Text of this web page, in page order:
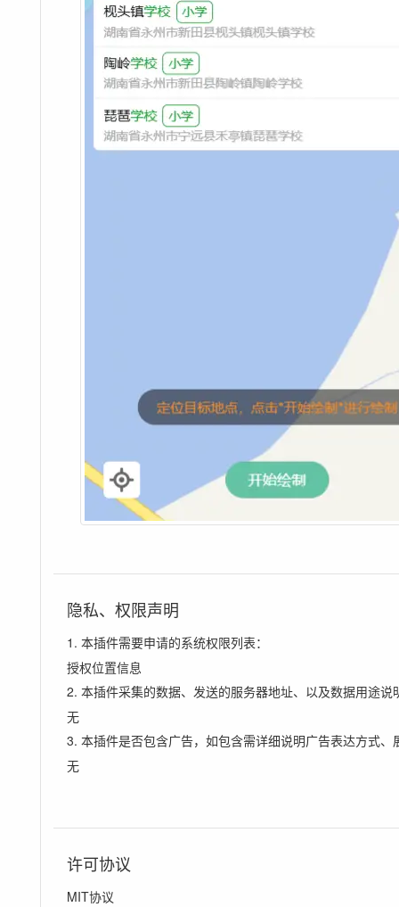
隐私、权限声明
1. 本插件需要申请的系统权限列表：
授权位置信息
2. 本插件采集的数据、发送的服务器地址、以及数据用途说
无
3. 本插件是否包含广告，如包含需详细说明广告表达方式、
无
许可协议
MIT协议